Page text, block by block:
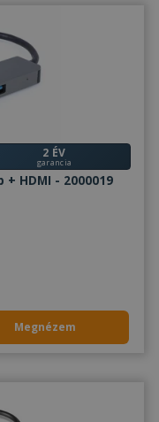
2 ÉV
garancia
HDMI - 2000019
Megnézem